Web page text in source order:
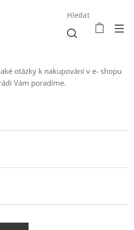
Hledat
k nakupování v e- shopu
Vám poradíme.